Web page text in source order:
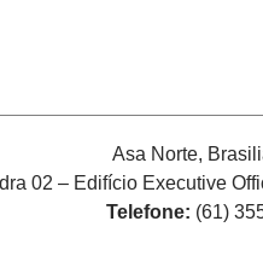
Asa Norte,
02 – Edifício Executive
Telefone: (61)